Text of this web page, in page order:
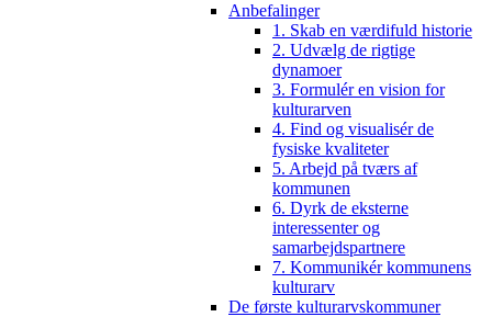
Anbefalinger
1. Skab en værdifuld historie
2. Udvælg de rigtige
dynamoer
3. Formulér en vision for
kulturarven
4. Find og visualisér de
fysiske kvaliteter
5. Arbejd på tværs af
kommunen
6. Dyrk de eksterne
interessenter og
samarbejdspartnere
7. Kommunikér kommunens
kulturarv
De første kulturarvskommuner